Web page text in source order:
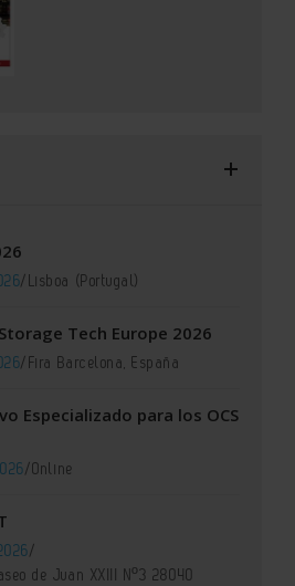
/Lisboa (Portugal)
Tech Europe 2026
/Fira Barcelona, España
Especializado para los OCS
/Online
/
de Juan XXIII Nº3 28040